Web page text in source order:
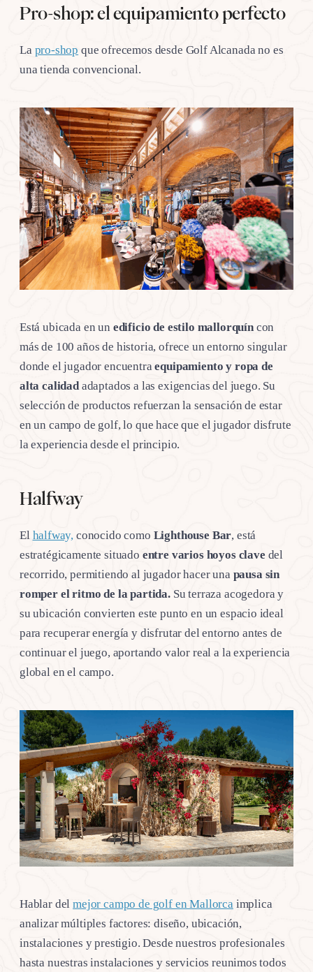
Pro-shop: el equipamiento perfecto
La pro-shop que ofrecemos desde Golf Alcanada no es
una tienda convencional.
Está ubicada en un edificio de estilo mallorquíncon
más de 100 años de historia, ofrece un entorno singular
donde el jugador encuentraequipamiento y ropa de
alta calidadadaptados a las exigencias del juego. Su
selección de productos refuerzan la sensación de estar
en un campo de golf, lo que hace que el jugador disfrute
la experiencia desde el principio.
Halfway
El halfway, conocido como Lighthouse Bar, está
estratégicamente situado entre varios hoyos clave del
recorrido, permitiendo al jugador hacer unapausa sin
romper el ritmo de la partida.Su terraza acogedora y
su ubicación convierten este punto en un espacio ideal
para recuperar energía y disfrutar del entorno antes de
continuar el juego, aportando valor real a la experiencia
global en el campo.
Hablar delmejor campo de golf en Mallorcaimplica
analizar múltiples factores: diseño, ubicación,
instalaciones y prestigio. Desde nuestros profesionales
hasta nuestras instalaciones y servicios reunimos todos